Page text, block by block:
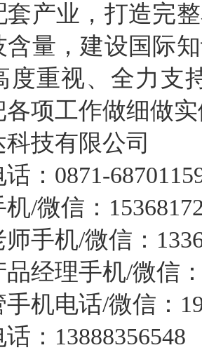
套产业，打造完
含量，建设国际
度重视、全力支
各项工作做细做
技有限公司
：0871-
/微信：
手机/微信：
经理手机/微信
机电话/微信：
：13888356548